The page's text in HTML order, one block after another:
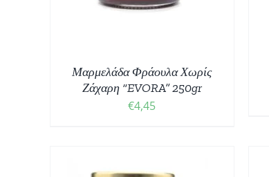
Μαρμελάδα Φράουλα Χωρίς
Ζάχαρη “EVORA” 250gr
€4,45